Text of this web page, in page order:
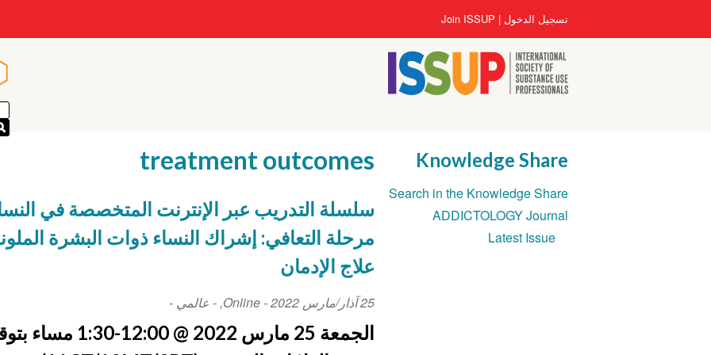
User
account
menu
تسجيل الدخول Join ISSUP
treatment outcomes
سلسلة التدريب عبر الإنترنت المتخصصة في
مرحلة التعافي: إشراك النساء ذوات البشرة
علاج الإدمان
Event
Date
25 آذار/مارس 2022 -
Online
,- عالمي -
الجمعة 25 مارس 2022 @ 12:00-
Knowledge Share
Section
navigation
Search in the Knowledge Share
ADDICTOLOGY Journal
Latest Issue